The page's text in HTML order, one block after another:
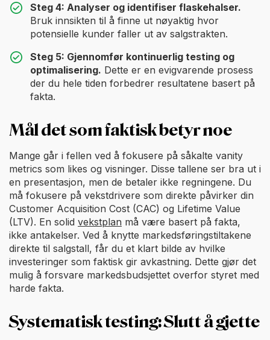
Steg 4: Analyser og identifiser flaskehalser.
Bruk innsikten til å finne ut nøyaktig hvor
potensielle kunder faller ut av salgstrakten.
Steg 5: Gjennomfør kontinuerlig testing og
optimalisering. Dette er en evigvarende prosess
der du hele tiden forbedrer resultatene basert på
fakta.
Mål det som faktisk betyr noe
Mange går i fellen ved å fokusere på såkalte vanity
metrics som likes og visninger. Disse tallene ser bra ut i
en presentasjon, men de betaler ikke regningene. Du
må fokusere på vekstdrivere som direkte påvirker din
Customer Acquisition Cost (CAC) og Lifetime Value
(LTV). En solid vekstplan må være basert på fakta,
ikke antakelser. Ved å knytte markedsføringstiltakene
direkte til salgstall, får du et klart bilde av hvilke
investeringer som faktisk gir avkastning. Dette gjør det
mulig å forsvare markedsbudsjettet overfor styret med
harde fakta.
Systematisk testing: Slutt å gjette